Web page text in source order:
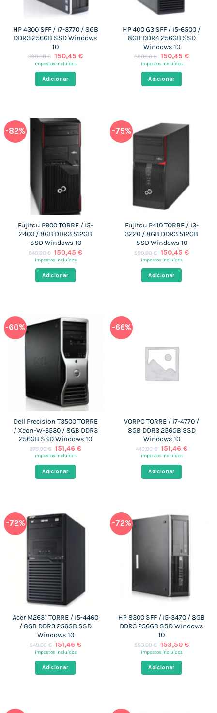
HP 4300 SFF / i7-3770 / 8GB
DDR3 256GB SSD Windows
10
999,00€ O
preço
era:
999,00 €.
150,45 €O
impostos incluídos
Adicionar
HP 400 G3 SFF / i5-6500 /
8GB DDR4 256GB SSD
Windows 10
890,00€ O
preço
era:
890,00 €.
150,45 €O
impostos incluídos
Adicionar
-82%
Fujitsu P900 TORRE / i5-
2400 / 8GB DDR3 512GB
SSD Windows 10
849,00€ O
preço
era:
849,00 €.
150,45€O
impostos incluídos
Adicionar
-75%
Fujitsu P410 TORRE / i3-
3220 / 8GB DDR3 512GB
SSD Windows 10
599,00€ O
preço
era:
599,00 €.
150,45 €O
impostos incluídos
Adicionar
-60%
Dell Precision T3500 TORRE
/ Xeon-W-3530 / 8GB DDR3
256GB SSD Windows 10
378,00€ O
preço
era:
378,00 €.
151,46 €O
impostos incluídos
Adicionar
-66%
VORPC TORRE / i7-4770 /
8GB DDR3 256GB SSD
Windows 10
449,00€ O
preço
era:
449,00 €.
151,46 €O
impostos incluídos
Adicionar
-72%
Acer M2631 TORRE / i5-4460
/ 8GB DDR3 256GB SSD
Windows 10
549,00€ O
preço
era:
549,00 €.
151,46€O
impostos incluídos
Adicionar
-72%
HP 8300 SFF / i5-3470 / 8GB
DDR3 256GB SSD Windows
10
553,00€ O
preço
era:
553,00 €.
153,50 €O
impostos incluídos
Adicionar